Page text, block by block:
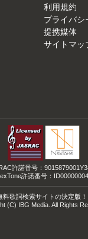
利用規約
プライバシ
提携媒体
サイトマッ
許諾番号：
許諾番号：
料歌詞検索サイトの決定版
(C) IBG Media. All Rights